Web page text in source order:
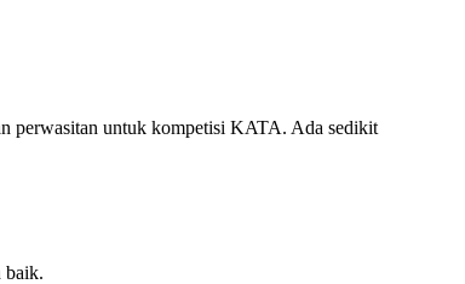
perwasitan untuk kompetisi KATA. Ada sedikit
baik.